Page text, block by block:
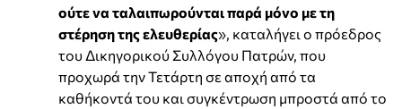
ούτε να ταλαιπωρούνται παρά μόνο με τη
στέρηση της ελευθερίας», καταλήγει ο πρόεδρος
του Δικηγορικού Συλλόγου Πατρών, που
προχωρά την Τετάρτη σε αποχή από τα
καθήκοντά του και συγκέντρωση μπροστά από το